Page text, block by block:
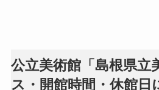
公立美術館「島根県立
ス・開館時間・休館日